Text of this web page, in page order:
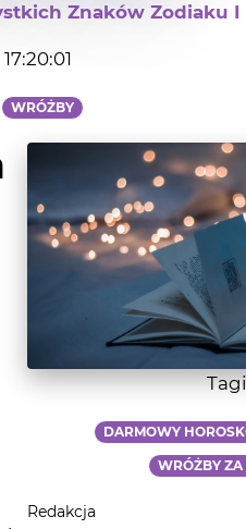
Znaków Zodiaku
WRÓŻBY
DARMOWY
WRÓŻBY
Redakcja